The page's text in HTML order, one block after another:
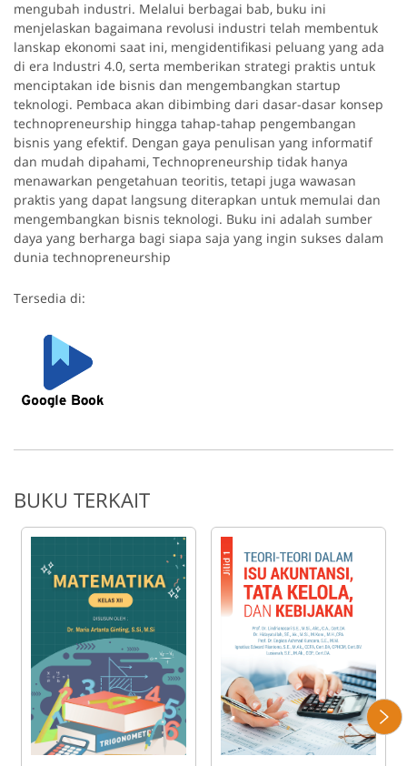
mengubah industri. Melalui berbagai bab, buku ini
menjelaskan bagaimana revolusi industri telah membentuk
lanskap ekonomi saat ini, mengidentifikasi peluang yang ada
di era Industri 4.0, serta memberikan strategi praktis untuk
menciptakan ide bisnis dan mengembangkan startup
teknologi. Pembaca akan dibimbing dari dasar-dasar konsep
technopreneurship hingga tahap-tahap pengembangan
bisnis yang efektif. Dengan gaya penulisan yang informatif
dan mudah dipahami, Technopreneurship tidak hanya
menawarkan pengetahuan teoritis, tetapi juga wawasan
praktis yang dapat langsung diterapkan untuk memulai dan
mengembangkan bisnis teknologi. Buku ini adalah sumber
daya yang berharga bagi siapa saja yang ingin sukses dalam
dunia technopreneurship
Tersedia di:
BUKU TERKAIT